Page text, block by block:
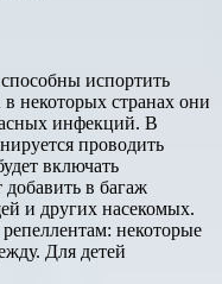
испортить
некоторых странах они
инфекций. В
проводить
включать
в багаж
и других насекомых.
некоторые
Для детей